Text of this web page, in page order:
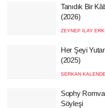
Tanıdık Bir
(2026)
ZEYNEP İLAY
Her Şeyi
(2025)
SERKAN
Sophy
Söyleşi